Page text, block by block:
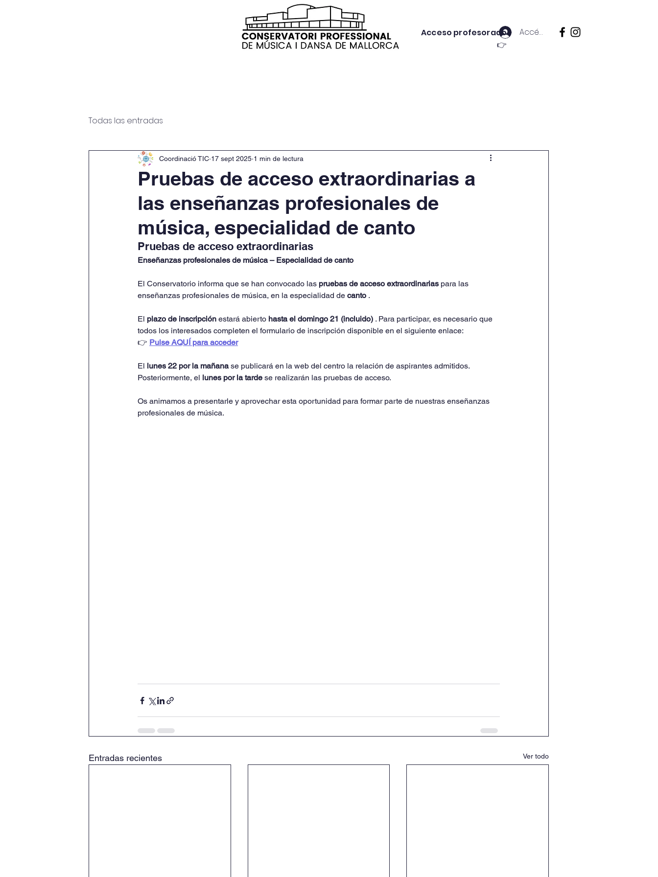
Accés prof.
Acceso profesorado
👉
Todas las entradas
Pruebas de acceso extraordinarias a
las enseñanzas profesionales de
música, especialidad de canto
Coordinació TIC 17 sept 2025 1 min de lectura
Pruebas de acceso extraordinarias
Enseñanzas profesionales de música – Especialidad de canto
El Conservatorio informa que se han convocado las pruebas de acceso extraordinarias para las
enseñanzas profesionales de música, en la especialidad de canto .
El plazo de inscripción estará abierto hasta el domingo 21 (incluido) . Para participar, es necesario que
todos los interesados completen el formulario de inscripción disponible en el siguiente enlace:
👉 Pulse AQUÍ para acceder
El lunes 22 por la mañana se publicará en la web del centro la relación de aspirantes admitidos.
Posteriormente, el lunes por la tarde se realizarán las pruebas de acceso.
Os animamos a presentarle y aprovechar esta oportunidad para formar parte de nuestras enseñanzas
profesionales de música.
Entradas recientes Ver todo